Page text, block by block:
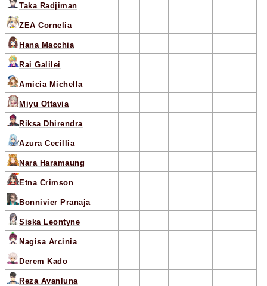
Taka Radjiman
ZEA Cornelia
Hana Macchia
Rai Galilei
Amicia Michella
Miyu Ottavia
Riksa Dhirendra
Azura Cecillia
Nara Haramaung
Etna Crimson
Bonnivier Pranaja
Siska Leontyne
Nagisa Arcinia
Derem Kado
Reza Avanluna